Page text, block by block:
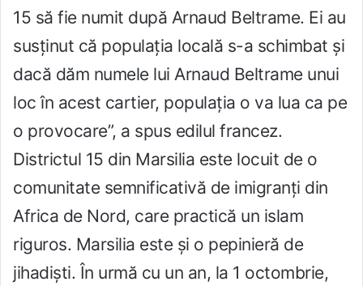
15 să fie numit după Arnaud Beltrame. Ei au
susținut că populația locală s-a schimbat și
dacă dăm numele lui Arnaud Beltrame unui
loc în acest cartier, populația o va lua ca pe
o provocare”, a spus edilul francez.
Districtul 15 din Marsilia este locuit de o
comunitate semnificativă de imigranți din
Africa de Nord, care practică un islam
riguros. Marsilia este și o pepinieră de
jihadiști. În urmă cu un an, la 1 octombrie,